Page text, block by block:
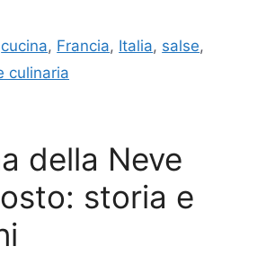
cucina, Francia, Italia, salse,
culinaria
della Neve
storia e